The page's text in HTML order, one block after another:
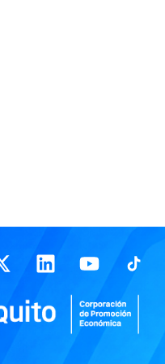
X-
twitter
LinkedinYoutube